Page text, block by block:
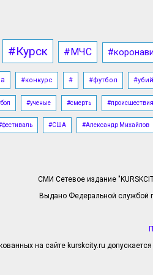
#Курск #МЧС
#конкурс # #футбол
#ученые #смерть #происшествия
#США #Александр Михайлов
СМИ Сетевое издание
Выдано Федеральной службой
на сайте kurskcity.ru